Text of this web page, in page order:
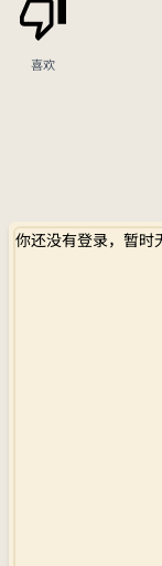
喜欢
你还没有登录，暂时